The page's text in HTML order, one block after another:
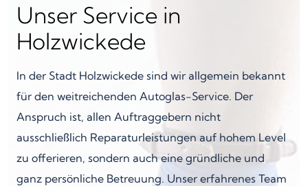
Unser Service in
Holzwickede
In der Stadt Holzwickede sind wir allgemein bekannt
für den weitreichenden Autoglas-Service. Der
Anspruch ist, allen Auftraggebern nicht
ausschließlich Reparaturleistungen auf hohem Level
zu offerieren, sondern auch eine gründliche und
ganz persönliche Betreuung. Unser erfahrenes Team